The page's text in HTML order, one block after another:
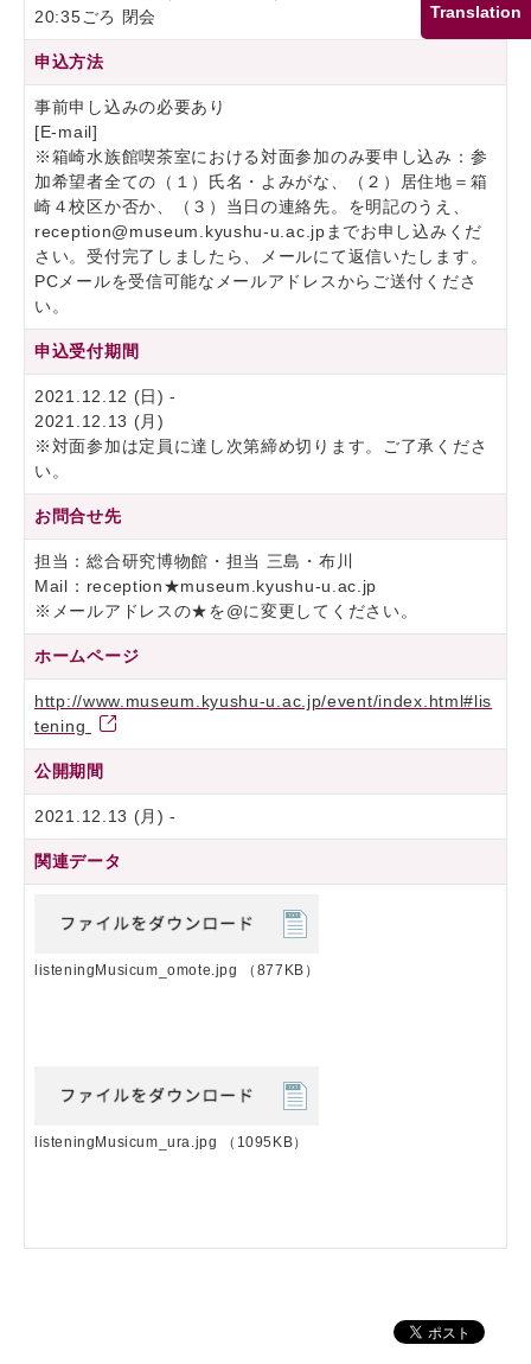
Translation
20:35ごろ 閉会
申込方法
事前申し込みの必要あり
[E-mail]
※箱崎水族館喫茶室における対面参加のみ要申し込み：参
加希望者全ての（１）氏名・よみがな、（２）居住地＝箱
崎４校区か否か、（３）当日の連絡先。を明記のうえ、
reception@museum.kyushu-u.ac.jpまでお申し込みくだ
さい。受付完了しましたら、メールにて返信いたします。
PCメールを受信可能なメールアドレスからご送付くださ
い。
申込受付期間
2021.12.12 (日) -
2021.12.13 (月)
※対面参加は定員に達し次第締め切ります。ご了承くださ
い。
お問合せ先
担当：総合研究博物館・担当 三島・布川
Mail：reception★museum.kyushu-u.ac.jp
※メールアドレスの★を@に変更してください。
ホームページ
http://www.museum.kyushu-u.ac.jp/event/index.html#lis
tening
公開期間
2021.12.13 (月) -
関連データ
listeningMusicum_omote.jpg （877KB）
listeningMusicum_ura.jpg （1095KB）